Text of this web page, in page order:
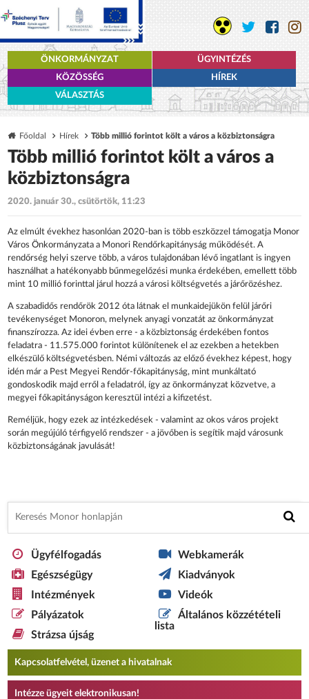
ÖNKORMÁNYZAT
ÜGYINTÉZÉS
KÖZÖSSÉG
HÍREK
VÁLASZTÁS
Főoldal Hírek Több millió forintot költ a város a közbiztonságra
Több millió forintot költ a város a
közbiztonságra
2020. január 30., csütörtök, 11:23
Az elmúlt évekhez hasonlóan 2020-ban is több eszközzel támogatja Monor
Város Önkormányzata a Monori Rendőrkapitányság működését. A
rendőrség helyi szerve több, a város tulajdonában lévő ingatlant is ingyen
használhat a hatékonyabb bűnmegelőzési munka érdekében, emellett több
mint 10 millió forinttal járul hozzá a városi költségvetés a járőrözéshez.
A szabadidős rendőrök 2012 óta látnak el munkaidejükön felül járőri
tevékenységet Monoron, melynek anyagi vonzatát az önkormányzat
finanszírozza. Az idei évben erre - a közbiztonság érdekében fontos
feladatra - 11.575.000 forintot különítenek el az ezekben a hetekben
elkészülő költségvetésben. Némi változás az előző évekhez képest, hogy
idén már a Pest Megyei Rendőr-főkapitányság, mint munkáltató
gondoskodik majd erről a feladatról, így az önkormányzat közvetve, a
megyei főkapitányságon keresztül intézi a kifizetést.
Reméljük, hogy ezek az intézkedések - valamint az okos város projekt
során megújúló térfigyelő rendszer - a jövőben is segítik majd városunk
közbiztonságának javulását!
Ügyfélfogadás
Egészségügy
Intézmények
Pályázatok
Strázsa újság
Webkamerák
Kiadványok
Videók
Általános közzétételi
lista
Kapcsolatfelvétel, üzenet a hivatalnak
Intézze ügyeit elektronikusan!